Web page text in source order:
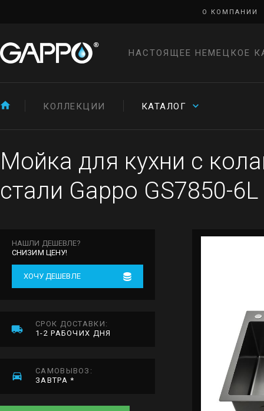
О КОМПАНИИ
НАСТОЯЩЕЕ НЕМЕЦКОЕ
КОЛЛЕКЦИИ КАТАЛОГ
Мойка для кухни с
стали Gappo GS7850-6L
НАШЛИ ДЕШЕВЛЕ?
СНИЗИМ ЦЕНУ!
ХОЧУ ДЕШЕВЛЕ
СРОК ДОСТАВКИ:
1-2 РАБОЧИХ ДНЯ
САМОВЫВОЗ:
ЗАВТРА *